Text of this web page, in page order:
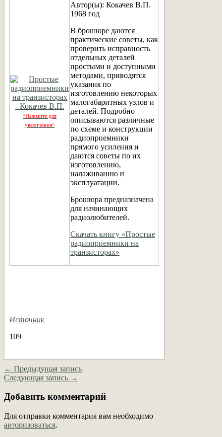
^Нажмите для
увеличения^
Автор(ы): Кокачев В.П.
1968 год
В брошюре даются
практические советы, как
проверить исправность
отдельных деталей
простыми и доступными
методами, приводятся
указания по
изготовлению некоторых
малогабаритных узлов и
деталей. Подробно
описываются различные
по схеме и конструкции
радиоприемники
прямого усиления и
даются советы по их
изготовлению,
налаживанию и
эксплуатации.
Брошюра предназначена
для начинающих
радиолюбителей.
Скачать книгу «Простые
радиоприемники на
транзисторах»
Источник
109
← Предыдущая запись
Следующая запись →
Добавить комментарий
Для отправки комментария вам необходимо
авторизоваться.